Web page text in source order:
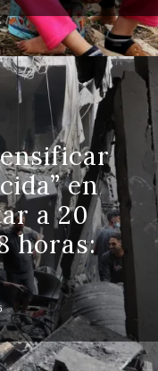
en
a 20
horas: